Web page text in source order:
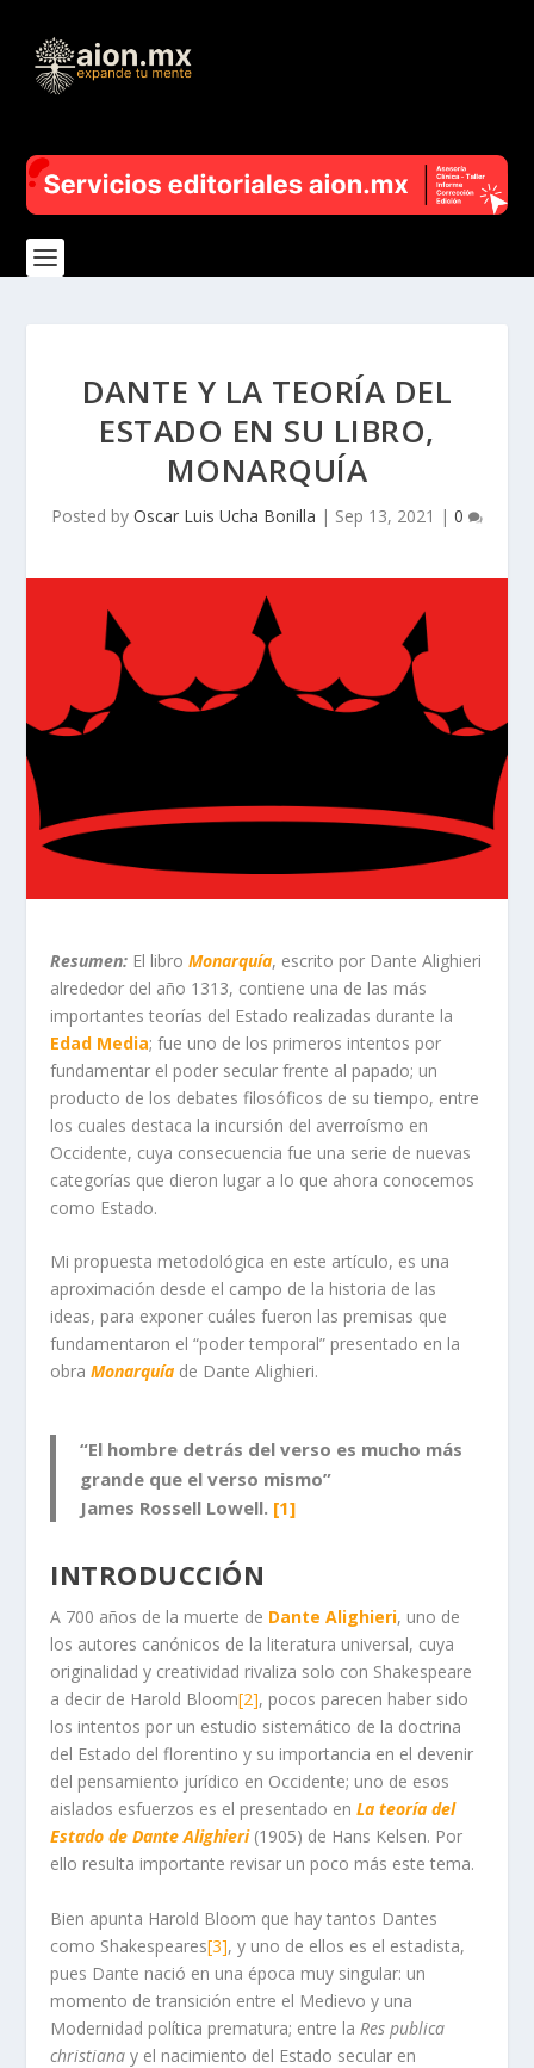
DANTE Y LA TEORÍA DEL
ESTADO EN SU LIBRO,
MONARQUÍA
Posted by Oscar Luis Ucha Bonilla | Sep 13, 2021 | 0
Resumen: El libroMonarquía, escrito por Dante Alighieri
alrededor del año 1313, contiene una de las más
importantes teorías del Estado realizadas durante la
Edad Media; fue uno de los primeros intentos por
fundamentar el poder secular frente al papado; un
producto de los debates filosóficos de su tiempo, entre
los cuales destaca la incursión del averroísmo en
Occidente, cuya consecuencia fue una serie de nuevas
categorías que dieron lugar a lo que ahora conocemos
como Estado.
Mi propuesta metodológica en este artículo, es una
aproximación desde el campo de la historia de las
ideas, para exponer cuáles fueron las premisas que
fundamentaron el “poder temporal” presentado en la
obraMonarquía de Dante Alighieri.
“El hombre detrás del verso es mucho más
grande que el verso mismo”
James Rossell Lowell. [1]
INTRODUCCIÓN
A 700 años de la muerte de Dante Alighieri, uno de
los autores canónicos de la literatura universal, cuya
originalidad y creatividad rivaliza solo con Shakespeare
a decir de Harold Bloom[2], pocos parecen haber sido
los intentos por un estudio sistemático de la doctrina
del Estado del florentino y su importancia en el devenir
del pensamiento jurídico en Occidente; uno de esos
aislados esfuerzos es el presentado enLa teoría del
Estado de Dante Alighieri (1905) de Hans Kelsen. Por
ello resulta importante revisar un poco más este tema.
Bien apunta Harold Bloom que hay tantos Dantes
como Shakespeares[3], y uno de ellos es el estadista,
pues Dante nació en una época muy singular: un
momento de transición entre el Medievo y una
Modernidad política prematura; entre la Res publica
christiana y el nacimiento del Estado secular en